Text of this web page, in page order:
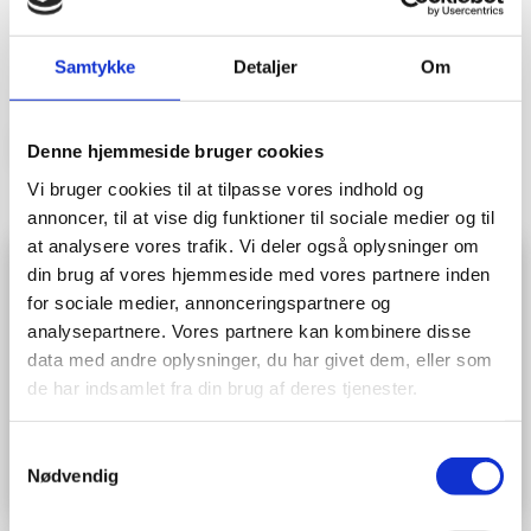
Samtykke Detaljer Om
Denne hjemmeside bruger cookies
Vi bruger cookies til at tilpasse vores indhold og
annoncer, til at vise dig funktioner til sociale medier og til
at analysere vores trafik. Vi deler også oplysninger om
din brug af vores hjemmeside med vores partnere inden
for sociale medier, annonceringspartnere og
analysepartnere. Vores partnere kan kombinere disse
data med andre oplysninger, du har givet dem, eller som
de har indsamlet fra din brug af deres tjenester.
Nødvendig
problemer med
Parterapi
Er samlivet kørt fast, er seksuallivet utilfredsstillende og
arbejder forholdet sig imod en uønsket opløsning, så kan
parterapi være vejen til at finde en løsning for relationen.
LÆS MERE​